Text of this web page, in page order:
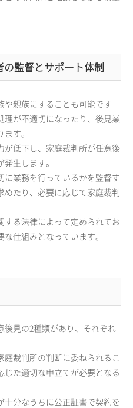
監督とサポート体制
親族にすることも可能です
理が不適切になったり、後見業
す。
が低下し、家庭裁判所が任意後
生します。
業務を行っているかを監督す
めたり、必要に応じて家庭裁判
する法律によって定められてお
仕組みとなっています。
後見の2種類があり、それぞれ
裁判所の判断に委ねられるこ
じた適切な申立てが必要となる
分なうちに公正証書で契約を